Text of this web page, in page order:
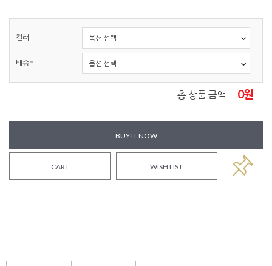
컬러
배송비
총 상품 금액 0원
BUY IT NOW
CART WISH LIST